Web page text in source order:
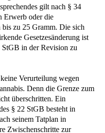
gilt nach § 34
Erwerb oder die
zu 25 Gramm. Die sich
Gesetzesänderung ist
in der Revision zu
Verurteilung wegen
Denn die Grenze zum
überschritten. Ein
§ 22 StGB besteht in
seinem Tatplan in
Zwischenschritte zur